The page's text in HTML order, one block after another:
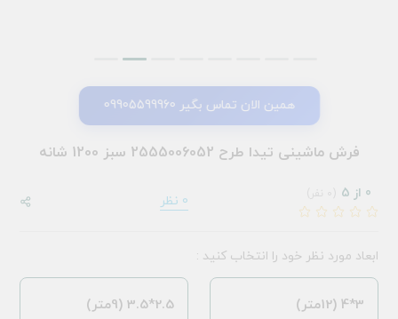
همین الان تماس بگیر 09905599960
فرش ماشینی تیدا طرح 2555006052 سبز 1200 شانه
0 از 5 0 نظر
ابعاد مورد نظر خود را انتخاب کنید :
3*4 (12متر) 2.5*3.5 (9متر)